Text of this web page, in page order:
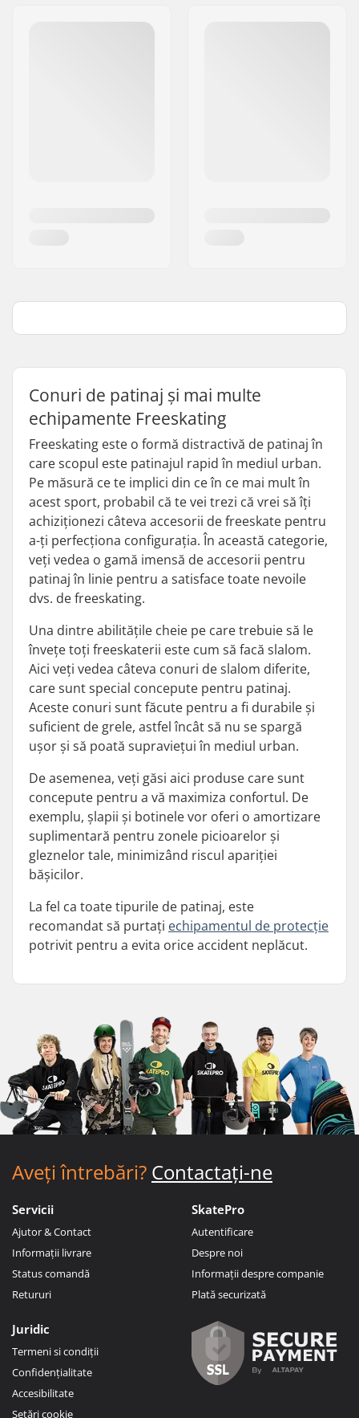
Conuri de patinaj și mai multe
echipamente Freeskating
Freeskating este o formă distractivă de patinaj în
care scopul este patinajul rapid în mediul urban.
Pe măsură ce te implici din ce în ce mai mult în
acest sport, probabil că te vei trezi că vrei să îți
achiziționezi câteva accesorii de freeskate pentru
a-ți perfecționa configurația. În această categorie,
veți vedea o gamă imensă de accesorii pentru
patinaj în linie pentru a satisface toate nevoile
dvs. de freeskating.
Una dintre abilitățile cheie pe care trebuie să le
învețe toți freeskaterii este cum să facă slalom.
Aici veți vedea câteva conuri de slalom diferite,
care sunt special concepute pentru patinaj.
Aceste conuri sunt făcute pentru a fi durabile și
suficient de grele, astfel încât să nu se spargă
ușor și să poată supraviețui în mediul urban.
De asemenea, veți găsi aici produse care sunt
concepute pentru a vă maximiza confortul. De
exemplu, șlapii și botinele vor oferi o amortizare
suplimentară pentru zonele picioarelor și
gleznelor tale, minimizând riscul apariției
bășicilor.
La fel ca toate tipurile de patinaj, este
recomandat să purtați echipamentul de protecție
potrivit pentru a evita orice accident neplăcut.
Aveți întrebări? Contactați-ne
Servicii
Ajutor & Contact
Informații livrare
Status comandă
Retururi
SkatePro
Autentificare
Despre noi
Informații despre companie
Plată securizată
Juridic
Termeni si condiții
Confidențialitate
Accesibilitate
Setări cookie